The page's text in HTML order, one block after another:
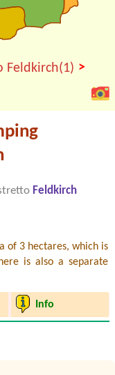
Feldkirch(1) >
Feldkirch
of 3 hectares, which is
is also a separate
Info